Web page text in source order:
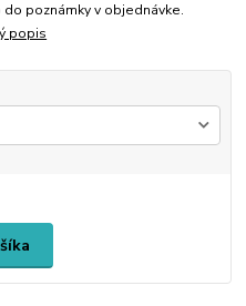
poznámky v objednávke.
popis